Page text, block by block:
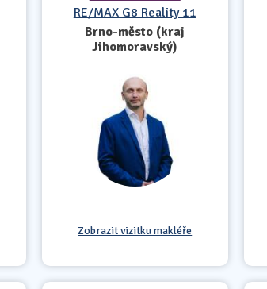
RE/MAX G8 Reality 11
Brno-město (kraj
Jihomoravský)
Zobrazit vizitku makléře